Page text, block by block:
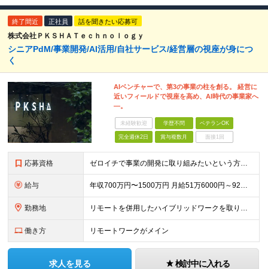
終了間近 正社員 話を聞きたい応募可
株式会社ＰＫＳＨＡＴｅｃｈｎｏｌｏｇｙ
シニアPdM/事業開発/AI活用/自社サービス/経営層の視座が身につ
く
AIベンチャーで、第3の事業の柱を創る。 経営に
近いフィールドで視座を高め、AI時代の事業家へ
―。
未経験歓迎 学歴不問 ベテランOK
完全週休2日 賞与複数月 面接1回
応募資格 ゼロイチで事業の開発に取り組みたいという方は大歓迎です！ ★プロダクトマネジメント、もしくはそれに準ずる経験3年以上 ★プロダクトの開発ロードマップの策定や開発プロセスのマネジメントができる方 ※
給与 年収700万円〜1500万円 月給51万6000円～92万6000円 ※経験・能力・前給を考慮の上、当社規定により決定します。 ※試用期間3ヵ月あり。期間中の給与・待遇の差異はありません。 ※裁量
勤務地 リモートを併用したハイブリッドワークを取り入れています。 東京都文京区本郷 2-35-10 本郷瀬川ビル 4F (変更の範囲)上記を除く当社関連勤務地
働き方 リモートワークがメイン
求人を見る 検討中に入れる